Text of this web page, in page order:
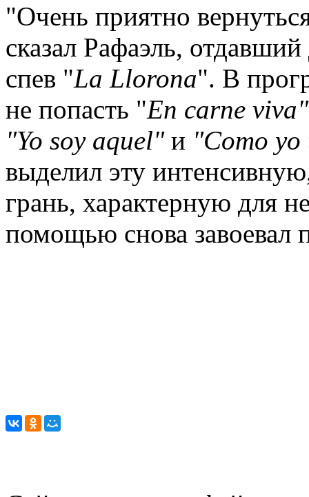
"Очень приятно
сказал Рафаэль,
спев "La Llorona". В
не попасть "En carne viva
"Yo soy aquel" и "Como yo
выделил эту
грань, характерную для
помощью снова завоевал